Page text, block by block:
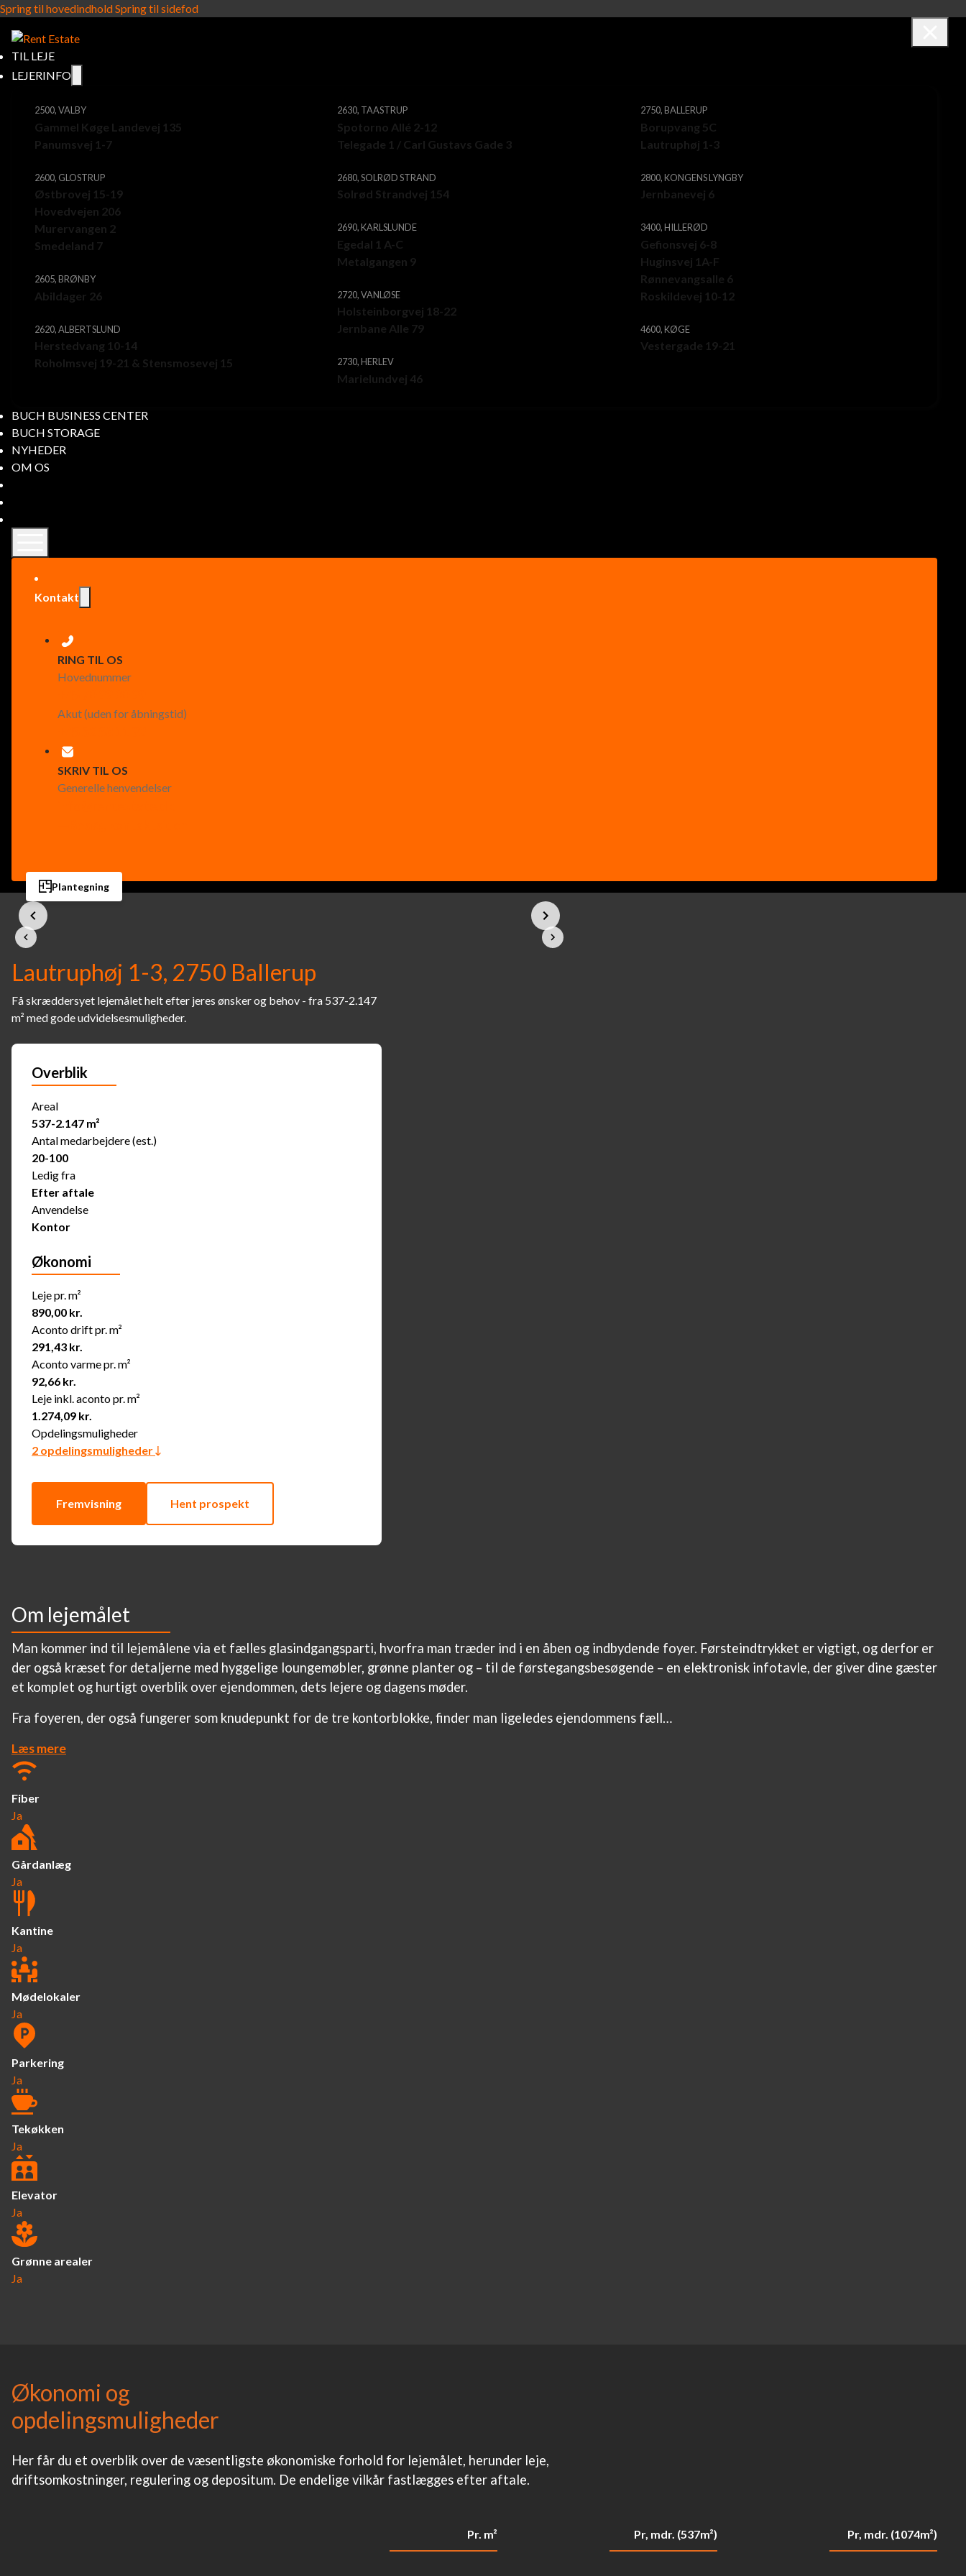
Spring til hovedindholdSpring til sidefod
TIL LEJE
LEJERINFO
2500, VALBY
Gammel Køge Landevej 135
Panumsvej 1-7
2600, GLOSTRUP
Østbrovej 15-19
Hovedvejen 206
Murervangen 2
Smedeland 7
2605, BRØNBY
Abildager 26
2620, ALBERTSLUND
Herstedvang 10-14
Roholmsvej 19-21 & Stensmosevej 15
2630, TAASTRUP
Spotorno Allé 2-12
Telegade 1 / Carl Gustavs Gade 3
2680, SOLRØD STRAND
Solrød Strandvej 154
2690, KARLSLUNDE
Egedal 1 A-C
Metalgangen 9
2720, VANLØSE
Holsteinborgvej 18-22
Jernbane Alle 79
2730, HERLEV
Marielundvej 46
2750, BALLERUP
Borupvang 5C
Lautruphøj 1-3
2800, KONGENS LYNGBY
Jernbanevej 6
3400, HILLERØD
Gefionsvej 6-8
Huginsvej 1A-F
Rønnevangsalle 6
Roskildevej 10-12
4600, KØGE
Vestergade 19-21
BUCH BUSINESS CENTER
BUCH STORAGE
NYHEDER
OM OS
Kontakt
RING TIL OS
Hovednummer
Akut (uden for åbningstid)
SKRIV TIL OS
Generelle henvendelser
Plantegning
Lautruphøj 1-3, 2750 Ballerup
Få skræddersyet lejemålet helt efter jeres ønsker og behov - fra 537-2.147
m² med gode udvidelsesmuligheder.
Overblik
Areal
537-2.147 m²
Antal medarbejdere (est.)
20-100
Ledig fra
Efter aftale
Anvendelse
Kontor
Økonomi
Leje pr. m²
890,00 kr.
Aconto drift pr. m²
291,43 kr.
Aconto varme pr. m²
92,66 kr.
Leje inkl. aconto pr. m²
1.274,09 kr.
Opdelingsmuligheder
2 opdelingsmuligheder
Fremvisning Hent prospekt
Om lejemålet
Man kommer ind til lejemålene via et fælles glasindgangsparti, hvorfra man træder ind i en åben og indbydende foyer. Førsteindtrykket er vigtigt, og derfor er
der også kræset for detaljerne med hyggelige loungemøbler, grønne planter og – til de førstegangsbesøgende – en elektronisk infotavle, der giver dine gæster
et komplet og hurtigt overblik over ejendommen, dets lejere og dagens møder.
Fra foyeren, der også fungerer som knudepunkt for de tre kontorblokke, finder man ligeledes ejendommens fæll…
Læs mere
Fiber
Ja
Gårdanlæg
Ja
Kantine
Ja
Mødelokaler
Ja
Parkering
Ja
Tekøkken
Ja
Elevator
Ja
Grønne arealer
Ja
Økonomi og
opdelingsmuligheder
Her får du et overblik over de væsentligste økonomiske forhold for lejemålet, herunder leje,
driftsomkostninger, regulering og depositum. De endelige vilkår fastlægges efter aftale.
Pr. m² Pr, mdr. (537m²) Pr, mdr. (1074m²)